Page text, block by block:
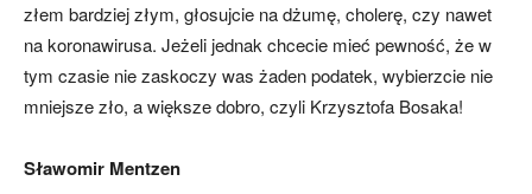
złem bardziej złym, głosujcie na dżumę, cholerę, czy nawet
na koronawirusa. Jeżeli jednak chcecie mieć pewność, że w
tym czasie nie zaskoczy was żaden podatek, wybierzcie nie
mniejsze zło, a większe dobro, czyli Krzysztofa Bosaka!
Sławomir Mentzen